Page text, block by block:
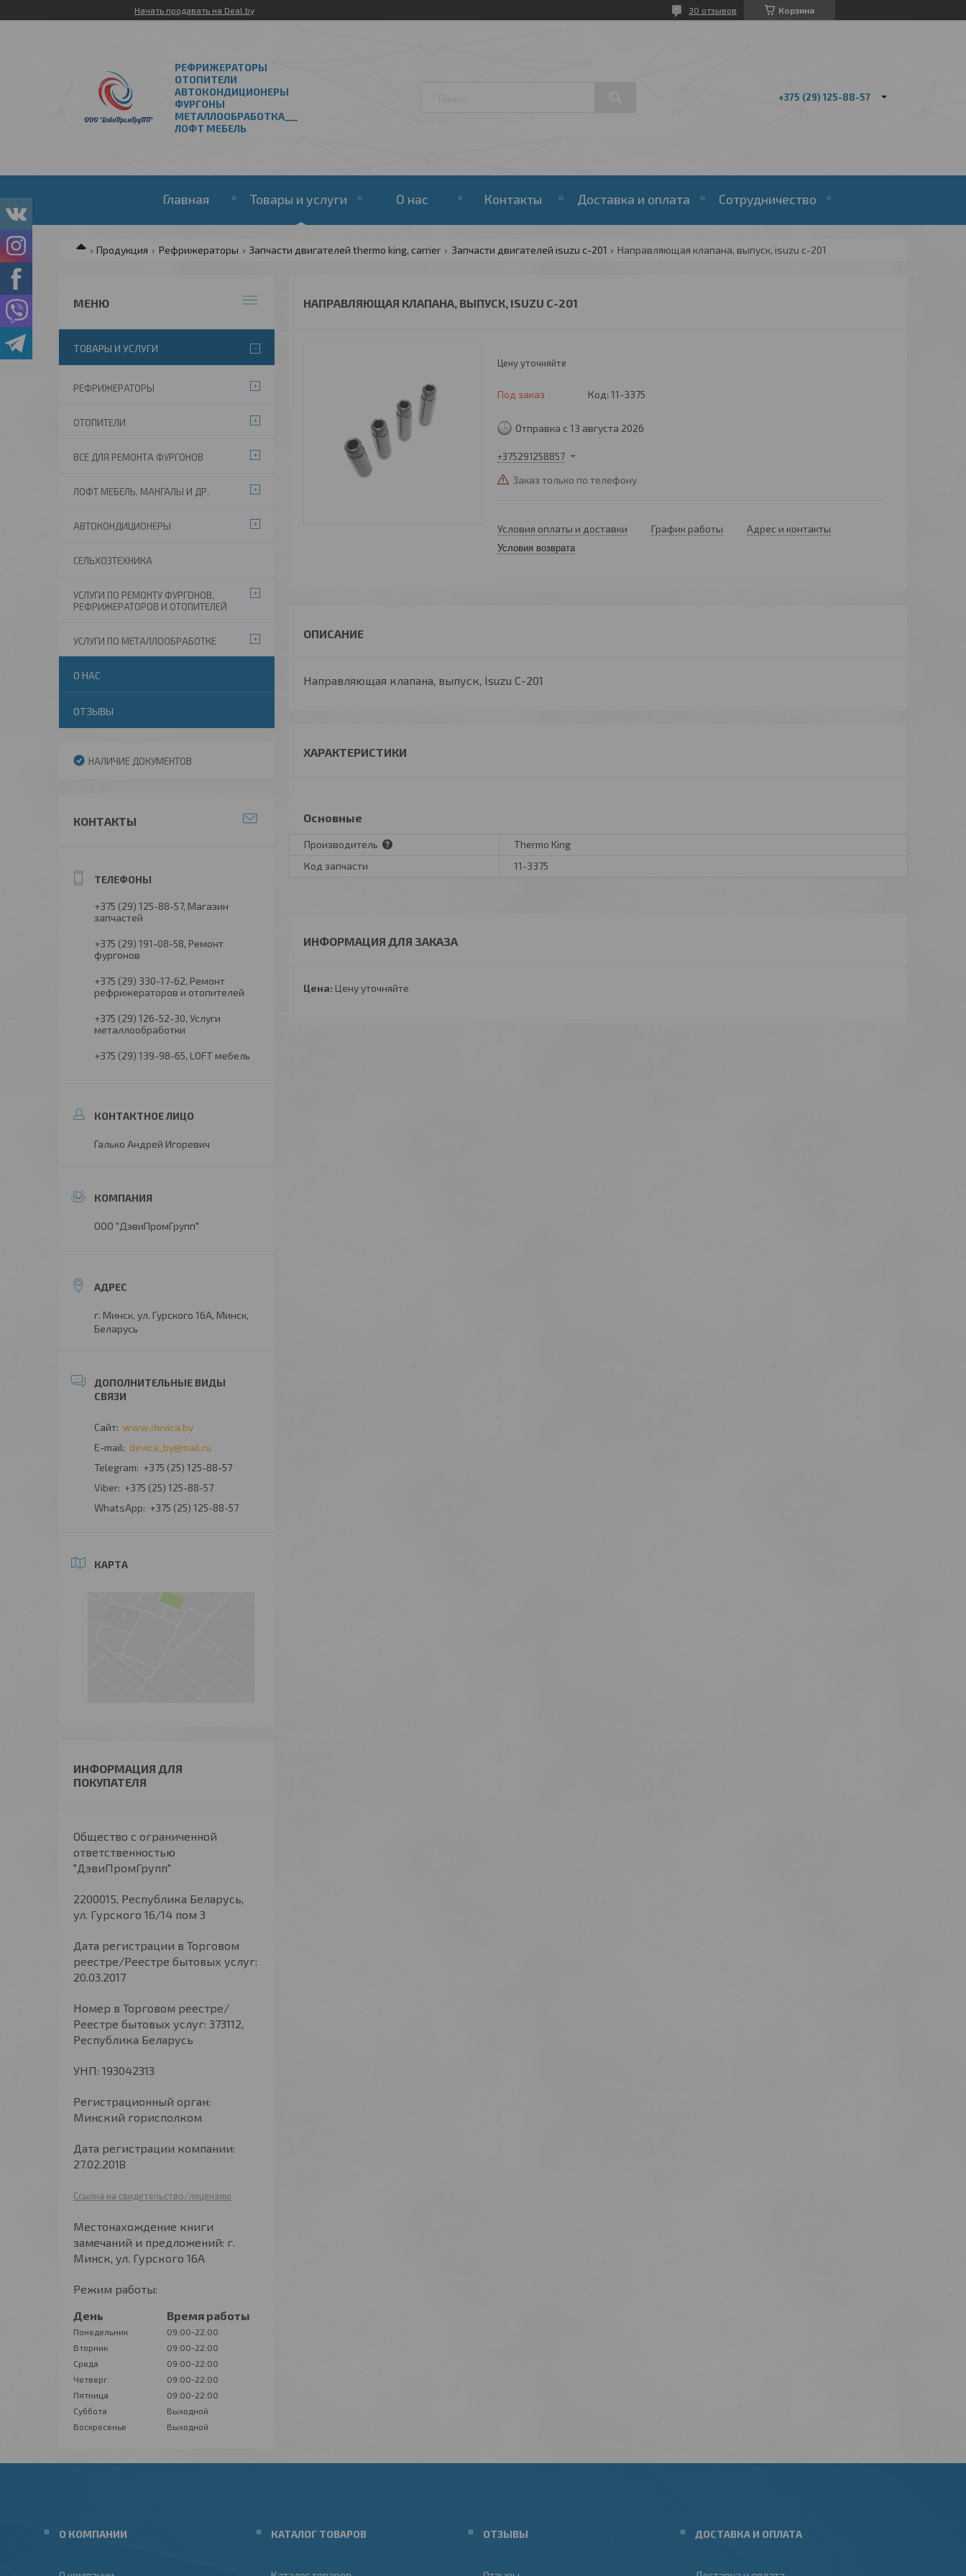
Начать продавать на Deal.by Корзина
30 отзывов
РЕФРИЖЕРАТОРЫ
ОТОПИТЕЛИ
АВТОКОНДИЦИОНЕРЫ
ФУРГОНЫ
МЕТАЛЛООБРАБОТКА___
ЛОФТ МЕБЕЛЬ
+375 (29) 125-88-57
Главная Товары и услуги О нас Контакты Доставка и оплата Сотрудничество
Продукция Рефрижераторы Запчасти двигателей thermo king, carrier Запчасти двигателей isuzu c-201 Направляющая клапана, выпуск, isuzu c-201
НАПРАВЛЯЮЩАЯ КЛАПАНА, ВЫПУСК, ISUZU C-201
Цену уточняйте
Под заказ Код: 11-3375
Отправка с 13 августа 2026
+375291258857
Заказ только по телефону
Условия оплаты и доставки График работы Адрес и контакты
Условия возврата
Направляющая клапана, выпуск, Isuzu C-201
ХАРАКТЕРИСТИКИ
Основные
Производитель
Thermo King
Код запчасти
11-3375
ИНФОРМАЦИЯ ДЛЯ ЗАКАЗА
Цена: Цену уточняйте
ТОВАРЫ И УСЛУГИ
РЕФРИЖЕРАТОРЫ
ОТОПИТЕЛИ
ВСЕ ДЛЯ РЕМОНТА ФУРГОНОВ
ЛОФТ МЕБЕЛЬ. МАНГАЛЫ И ДР.
АВТОКОНДИЦИОНЕРЫ
СЕЛЬХОЗТЕХНИКА
УСЛУГИ ПО РЕМОНТУ ФУРГОНОВ,
РЕФРИЖЕРАТОРОВ И ОТОПИТЕЛЕЙ
УСЛУГИ ПО МЕТАЛЛООБРАБОТКЕ
О НАС
ОТЗЫВЫ
НАЛИЧИЕ ДОКУМЕНТОВ
КОНТАКТЫ
+375 (29) 125-88-57 Магазин
запчастей
+375 (29) 191-08-58 Ремонт
фургонов
+375 (29) 330-17-62 Ремонт
рефрижераторов и отопителей
+375 (29) 126-52-30 Услуги
металлообработки
+375 (29) 139-98-65 LOFT мебель
Галько Андрей Игоревич
ООО "ДэвиПромГрупп"
г. Минск, ул. Гурского 16А, Минск,
Беларусь
www.devica.by
devica_by@mail.ru
+375 (25) 125-88-57
+375 (25) 125-88-57
+375 (25) 125-88-57
КАРТА
ИНФОРМАЦИЯ ДЛЯ
ПОКУПАТЕЛЯ
Общество с ограниченной
ответственностью
"ДэвиПромГрупп"
2200015, Республика Беларусь,
ул. Гурского 16/14 пом 3
Дата регистрации в Торговом
реестре/Реестре бытовых услуг:
20.03.2017
Номер в Торговом реестре/
Реестре бытовых услуг: 373112,
Республика Беларусь
УНП: 193042313
Регистрационный орган:
Минский горисполком
Дата регистрации компании:
27.02.2018
Ссылка на свидетельство/лицензию
Местонахождение книги
замечаний и предложений: г.
Минск, ул. Гурского 16А
Режим работы:
День
Время работы
Понедельник
09:00-22:00
Вторник
09:00-22:00
Среда
09:00-22:00
Четверг
09:00-22:00
Пятница
09:00-22:00
Суббота
Выходной
Воскресенье
Выходной
О КОМПАНИИ КАТАЛОГ ТОВАРОВ ОТЗЫВЫ ДОСТАВКА И ОПЛАТА